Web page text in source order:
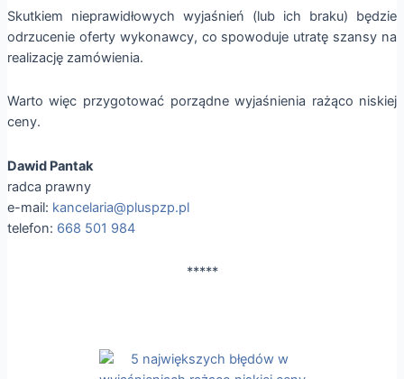
Skutkiem nieprawidłowych wyjaśnień (lub ich braku) będzie
odrzucenie oferty wykonawcy, co spowoduje utratę szansy na
realizację zamówienia.
Warto więc przygotować porządne wyjaśnienia rażąco niskiej
ceny.
Dawid Pantak
radca prawny
e-mail: kancelaria@pluspzp.pl
telefon: 668 501 984
*****